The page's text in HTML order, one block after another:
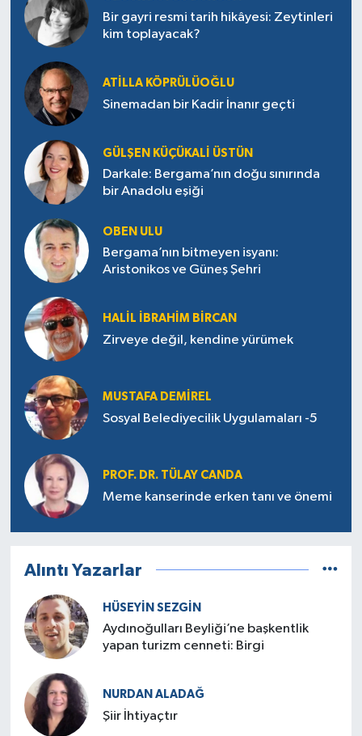
Bir gayri resmi tarih hikâyesi: Zeytinleri
kim toplayacak?
ATILLA KÖPRÜLÜOĞLU
Sinemadan bir Kadir İnanır geçti
GÜLŞEN KÜÇÜKALI ÜSTÜN
Darkale: Bergama’nın doğu sınırında
bir Anadolu eşiği
OBEN ULU
Bergama’nın bitmeyen isyanı:
Aristonikos ve Güneş Şehri
HALIL İBRAHIM BIRCAN
Zirveye değil, kendine yürümek
MUSTAFA DEMIREL
Sosyal Belediyecilik Uygulamaları -5
PROF. DR. TÜLAY CANDA
Meme kanserinde erken tanı ve önemi
Alıntı Yazarlar
HÜSEYIN SEZGIN
Aydınoğulları Beyliği’ne başkentlik
yapan turizm cenneti: Birgi
NURDAN ALADAĞ
Şiir İhtiyaçtır